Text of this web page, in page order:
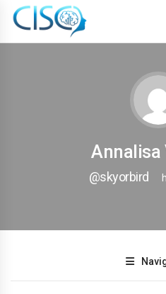
Annalisa
@skyorbird